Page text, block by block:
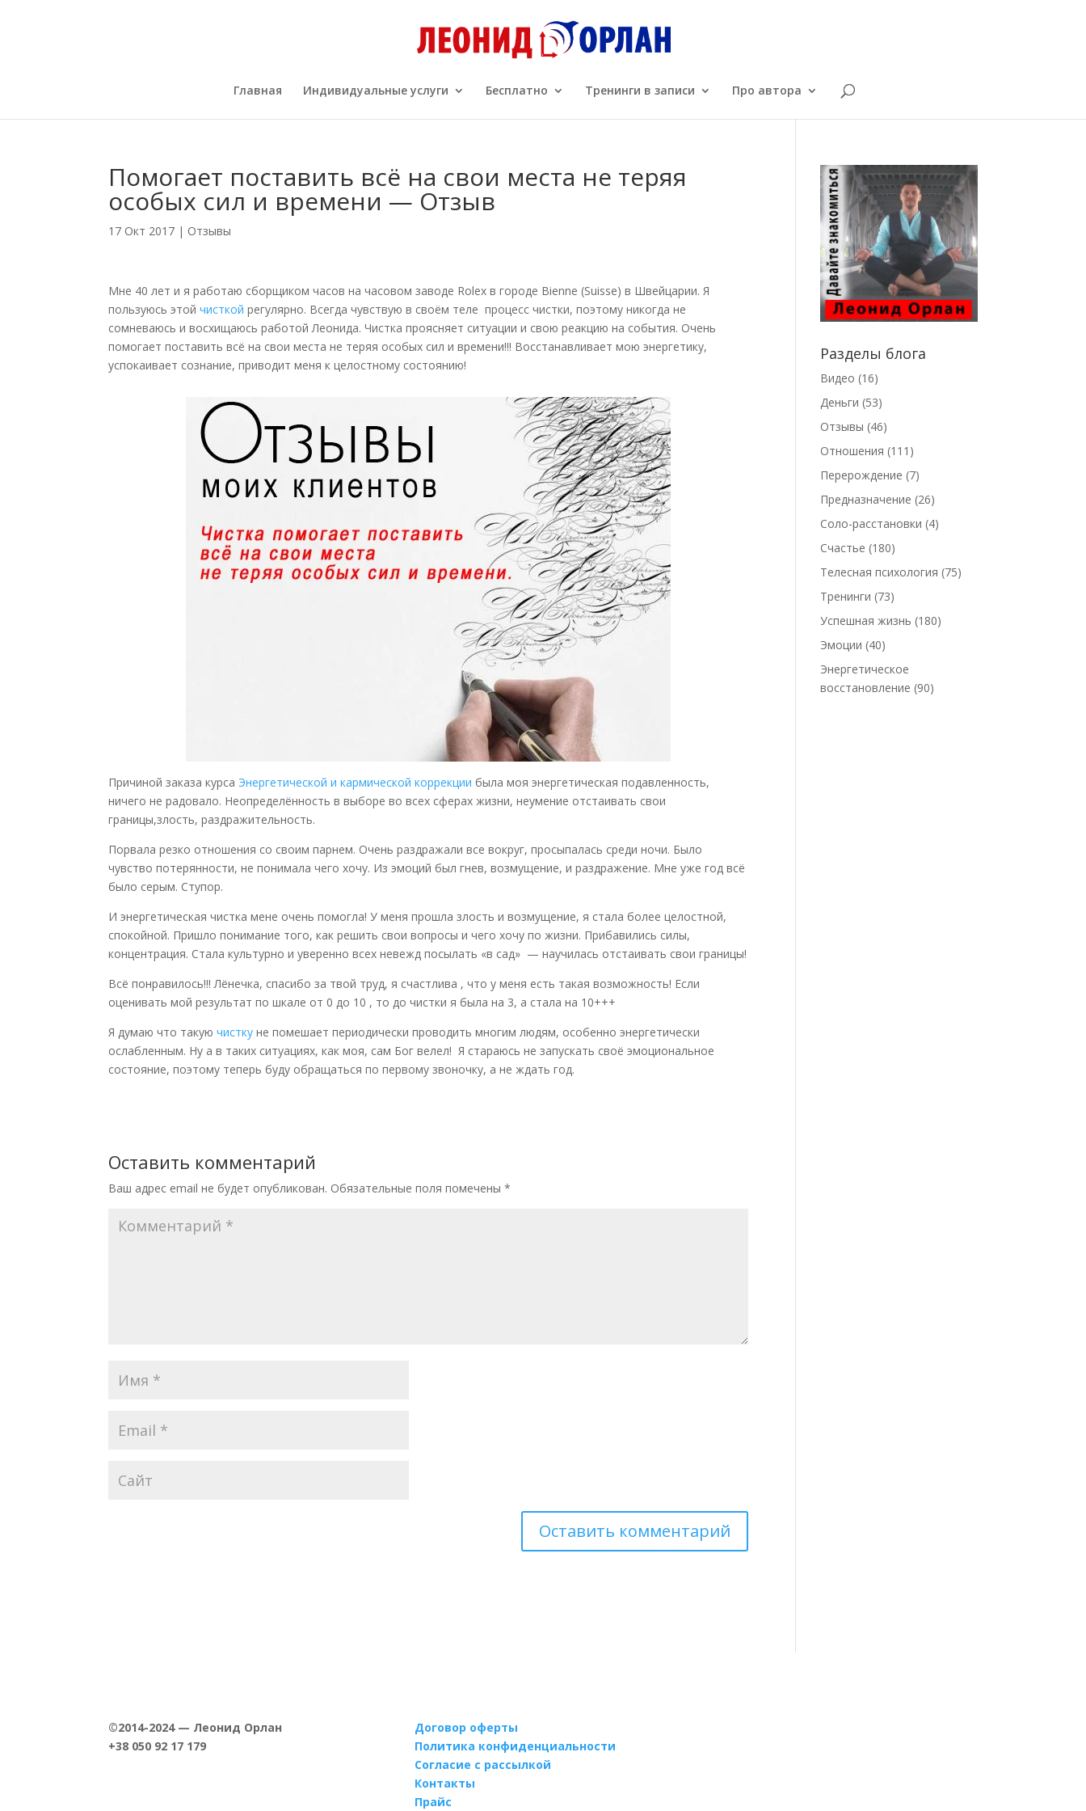
Главная Индивидуальные услуги Бесплатно Тренинги в записи Про автора
Помогает поставить всё на свои места не теряя
особых сил и времени — Отзыв
17 Окт 2017 | Отзывы
Мне 40 лет и я работаю сборщиком часов на часовом заводе Rolex в городе Bienne (Suisse) в Швейцарии. Я
пользуюсь этойчисткой регулярно. Всегда чувствую в своём теле процесс чистки, поэтому никогда не
сомневаюсь и восхищаюсь работой Леонида. Чистка проясняет ситуации и свою реакцию на события. Очень
помогает поставить всё на свои места не теряя особых сил и времени!!! Восстанавливает мою энергетику,
успокаивает сознание, приводит меня к целостному состоянию!
Причиной заказа курса Энергетической и кармической коррекции была моя энергетическая подавленность,
ничего не радовало. Неопределённость в выборе во всех сферах жизни, неумение отстаивать свои
границы,злость, раздражительность.
Порвала резко отношения со своим парнем. Очень раздражали все вокруг, просыпалась среди ночи. Было
чувство потерянности, не понимала чего хочу. Из эмоций был гнев, возмущение, и раздражение. Мне уже год всё
было серым. Ступор.
И энергетическая чистка мене очень помогла! У меня прошла злость и возмущение, я стала более целостной,
спокойной. Пришло понимание того, как решить свои вопросы и чего хочу по жизни. Прибавились силы,
концентрация. Стала культурно и уверенно всех невежд посылать «в сад» — научилась отстаивать свои границы!
Всё понравилось!!! Лёнечка, спасибо за твой труд, я счастлива , что у меня есть такая возможность! Если
оценивать мой результат по шкале от 0 до 10 , то до чистки я была на 3, а стала на 10+++
Я думаю что такуючистку не помешает периодически проводить многим людям, особенно энергетически
ослабленным. Ну а в таких ситуациях, как моя, сам Бог велел! Я стараюсь не запускать своё эмоциональное
состояние, поэтому теперь буду обращаться по первому звоночку, а не ждать год.
Оставить комментарий
Ваш адрес email не будет опубликован. Обязательные поля помечены*
Разделы блога
Видео (16)
Деньги (53)
Отзывы (46)
Отношения (111)
Перерождение (7)
Предназначение (26)
Соло-расстановки (4)
Счастье (180)
Телесная психология (75)
Тренинги (73)
Успешная жизнь (180)
Эмоции (40)
Энергетическое
восстановление (90)
©2014-2024 — Леонид Орлан
+38 050 92 17 179
Договор оферты
Политика конфиденциальности
Согласие с рассылкой
Контакты
Прайс